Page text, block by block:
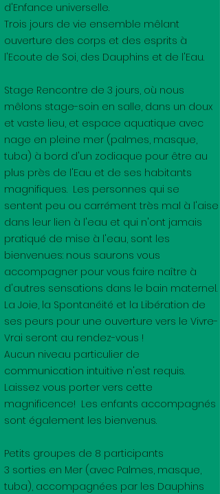
d'Enfance universelle.
Trois jours de vie ensemble mêlant
ouverture des corps et des esprits à
l'Ecoute de Soi, des Dauphins et de l'Eau.
Stage Rencontre de 3 jours, où nous
mêlons stage-soin en salle, dans un doux
et vaste lieu, et espace aquatique avec
nage en pleine mer (palmes, masque,
tuba) à bord d'un zodiaque pour être au
plus près de l'Eau et de ses habitants
magnifiques. Les personnes qui se
sentent peu ou carrément très mal à l'aise
dans leur lien à l'eau et qui n'ont jamais
pratiqué de mise à l'eau, sont les
bienvenues: nous saurons vous
accompagner pour vous faire naître à
d'autres sensations dans le bain maternel.
La Joie, la Spontanéité et la Libération de
ses peurs pour une ouverture vers le Vivre-
Vrai seront au rendez-vous !
Aucun niveau particulier de
communication intuitive n'est requis.
Laissez vous porter vers cette
magnificence! Les enfants accompagnés
sont également les bienvenus.
Petits groupes de 8 participants
3 sorties en Mer (avec Palmes, masque,
tuba), accompagnées par les Dauphins